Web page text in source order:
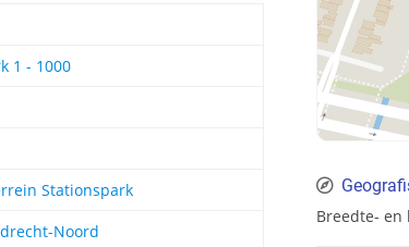
1 - 1000
Stationspark
Noord
Breedte- en